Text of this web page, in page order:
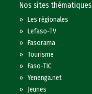
Nos sites thématiques
»Les régionales
»Lefaso-TV
»Fasorama
»Tourisme
»Faso-TIC
»Yenenga.net
» Jeunes